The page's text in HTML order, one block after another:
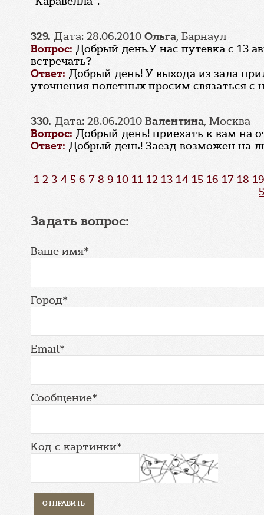
329. Дата: 28.06.2010 Ольга, Барнаул
Вопрос: Добрый день.У нас путевка с 13
встречать?
Ответ: Добрый день! У выхода из зала
уточнения полетных просим связаться
330. Дата: 28.06.2010 Валентина, Москва
Вопрос: Добрый день! приехать к вам на
Ответ: Добрый день! Заезд возможен на
1 2 3 4 5 6 7 8 9 10 11 12 13 14 15 16 17 18 19
Задать вопрос:
Ваше имя*
Город*
Email*
Сообщение*
Код с картинки*